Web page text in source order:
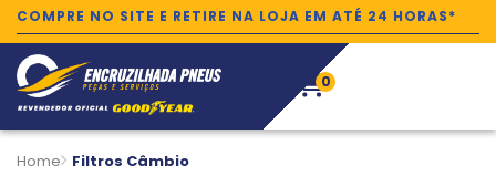
COMPRE NO SITE E RETIRE NA LOJA EM ATÉ 24 HORAS*
0
Home Filtros Câmbio